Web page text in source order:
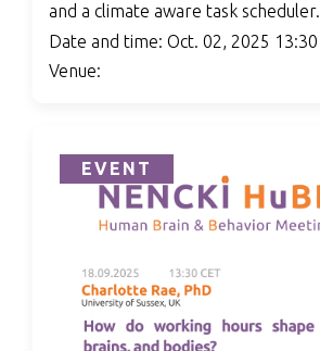
and a climate aware task scheduler.
Date and time: Oct. 02, 2025 13:30
Venue:
EVENT